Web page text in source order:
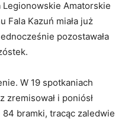
Amatorskie
Fala Kazuń miała już
pozostawała
W 19 spotkaniach
zremisował i poniósł
bramki, tracąc zaledwie